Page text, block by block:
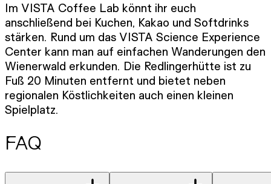
Im VISTA Coffee Lab könnt ihr euch
anschließend bei Kuchen, Kakao und Softdrinks
stärken. Rund um das VISTA Science Experience
Center kann man auf einfachen Wanderungen den
Wienerwald erkunden. Die Redlingerhütte ist zu
Fuß 20 Minuten entfernt und bietet neben
regionalen Köstlichkeiten auch einen kleinen
Spielplatz.
FAQ